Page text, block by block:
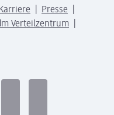
Presse
Verteilzentrum